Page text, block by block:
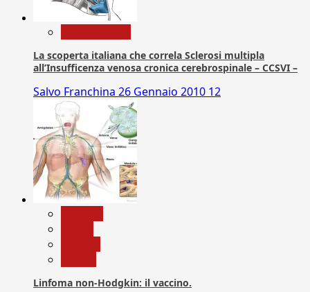
La scoperta italiana che correla Sclerosi multipla
all’Insufficenza venosa cronica cerebrospinale – CCSVI –
Salvo Franchina 26 Gennaio 2010 12
Linfoma non-Hodgkin: il vaccino.